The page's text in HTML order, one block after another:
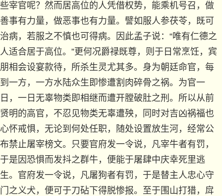
些宰官呢？然而居高位的人凭借权势，能乘机号召，做
善事有力量，做恶事也有力量。譬如服人参茯苓，既可
治病，若服之不慎也可得病。因此孟子说：“唯有仁德之
人适合居于高位。”更何况爵禄既尊，则于日常烹饪，宾
朋相会设宴款待，所杀生灵尤其多。身为朝廷命官，每
到一方，一方水陆众生即惨遭割肉碎骨之祸。为官一
日，一日无辜物类即相继而遭开膛破肚之刑。所以从前
贤明的高官，不忍见物类无辜遭殃，同时对吉凶祸福也
心怀戒惧，无论到何处任职，随处设置放生河，经常公
布禁止屠宰榜文。只要官府发一令说，凡宰牛者有罚，
于是因恐惧而发抖之群牛，便能于屠肆中庆幸死里逃
生。官府发一令说，凡屠狗者有罚，于是替主人忠心守
门之义犬，便可于刀砧下得脱惨报。至于围山打猎，戽